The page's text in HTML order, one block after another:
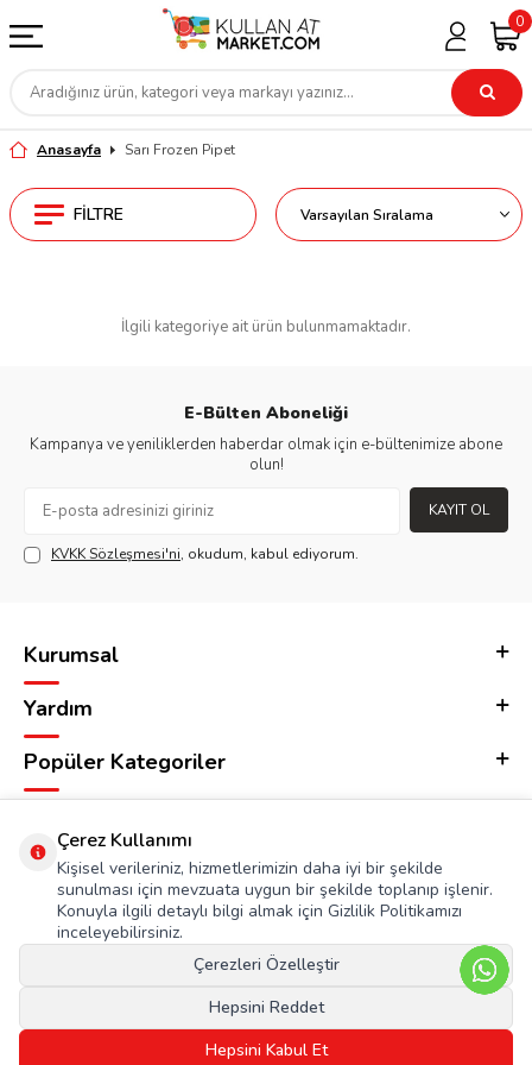
0
Anasayfa Sarı Frozen Pipet
FILTRE
İlgili kategoriye ait ürün bulunmamaktadır.
E-Bülten Aboneliği
Kampanya ve yeniliklerden haberdar olmak için e-bültenimize abone
olun!
KAYIT OL
KVKK Sözleşmesi'ni, okudum, kabul ediyorum.
Kurumsal
Yardım
Popüler Kategoriler
Çerez Kullanımı
Kişisel verileriniz, hizmetlerimizin daha iyi bir şekilde
sunulması için mevzuata uygun bir şekilde toplanıp işlenir.
Konuyla ilgili detaylı bilgi almak için Gizlilik Politikamızı
inceleyebilirsiniz.
Çerezleri Özelleştir
Hepsini Reddet
Hepsini Kabul Et